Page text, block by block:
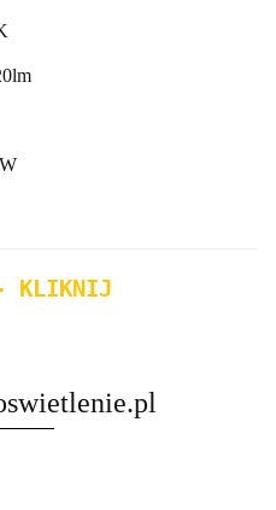
lm
KLIKNIJ